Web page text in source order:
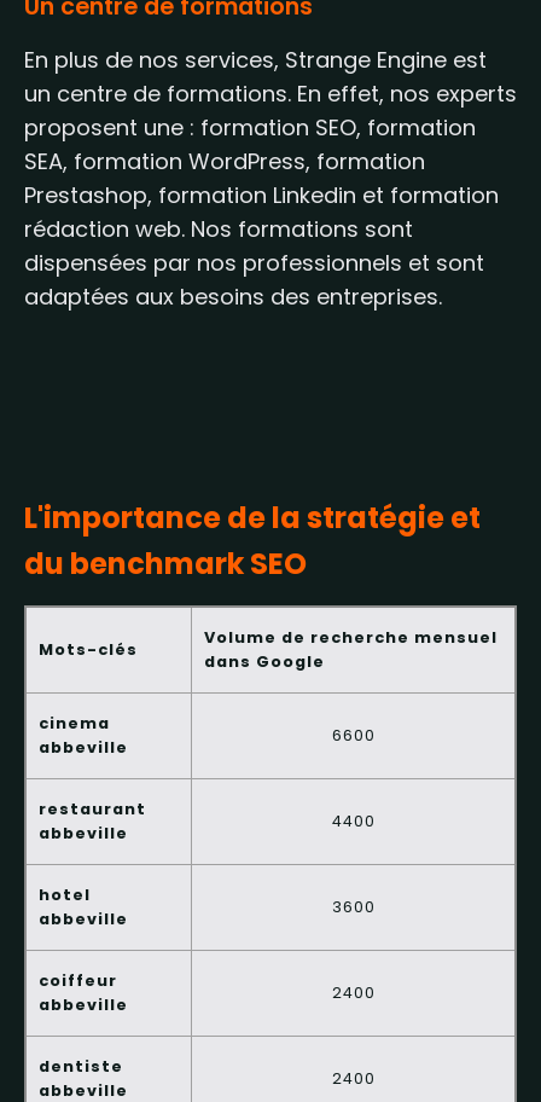
Un centre de formations
En plus de nos services, Strange Engine est
un centre de formations. En effet, nos experts
proposent une : formation SEO, formation
SEA, formation WordPress, formation
Prestashop, formation Linkedin et formation
rédaction web. Nos formations sont
dispensées par nos professionnels et sont
adaptées aux besoins des entreprises.
L'importance de la stratégie et
du benchmark SEO
Mots-clés
Volume de recherche mensuel
dans Google
cinema
abbeville
6600
restaurant
abbeville
4400
hotel
abbeville
3600
coiffeur
abbeville
2400
dentiste
abbeville
2400